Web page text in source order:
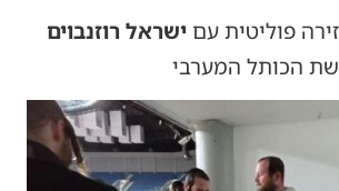
פוליטית עם ישראל רוזנבוים
הכותל המערבי